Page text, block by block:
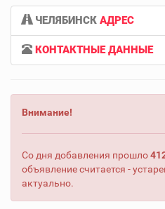
ЧЕЛЯБИНСК АДРЕС
КОНТАКТНЫЕ ДАННЫЕ
Внимание!
Со дня добавления прошло
объявление считается -
актуально.